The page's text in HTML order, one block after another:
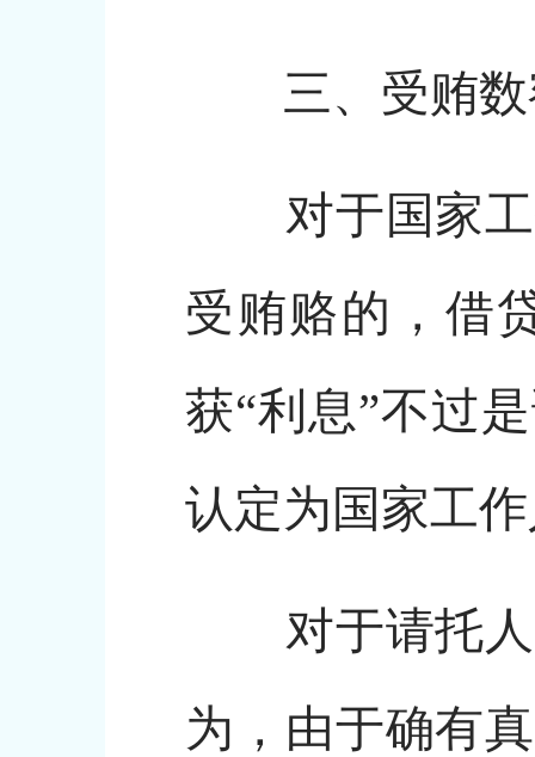
三、受贿数
对于国家工
受贿赂的，借
获“利息”不过
认定为国家工
对于请托人
为，由于确有